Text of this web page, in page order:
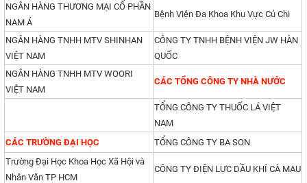
NGÂN HÀNG THƯƠNG MẠI CỔ PHẦN
NAM Á
Bệnh Viện Đa Khoa Khu Vực Củ Chi
NGÂN HÀNG TNHH MTV SHINHAN
VIỆT NAM
CÔNG TY TNHH BỆNH VIỆN JW HÀN
QUỐC
NGÂN HÀNG TNHH MTV WOORI
VIỆT NAM
CÁC TỔNG CÔNG TY NHÀ NƯỚC
TỔNG CÔNG TY THUỐC LÁ VIỆT
NAM
CÁC TRƯỜNG ĐẠI HỌC
TỔNG CÔNG TY BA SON
Trường Đại Học Khoa Học Xã Hội và
Nhân Văn TP HCM
CÔNG TY ĐIỆN LỰC DẦU KHÍ CÀ MAU